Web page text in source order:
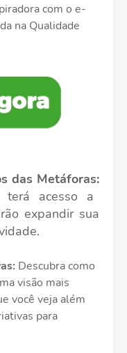
com o e-
na Qualidade
das Metáforas:
terá acesso a
expandir sua
Descubra como
visão mais
você veja além
para